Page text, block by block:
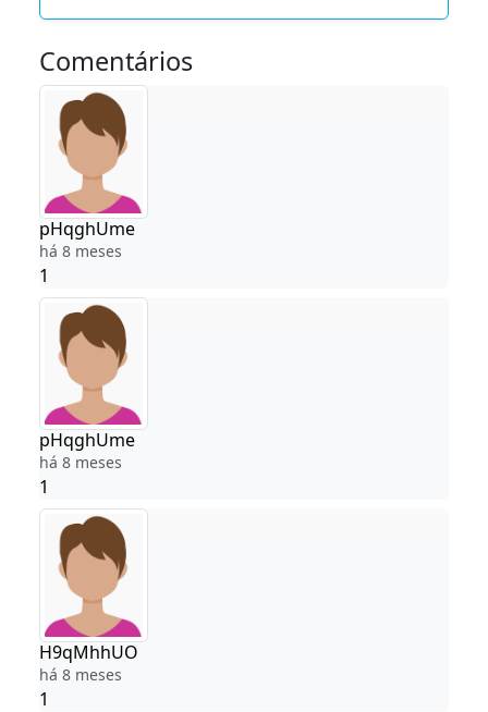
Comentários
pHqghUme
há 8 meses
1
pHqghUme
há 8 meses
1
H9qMhhUO
há 8 meses
1